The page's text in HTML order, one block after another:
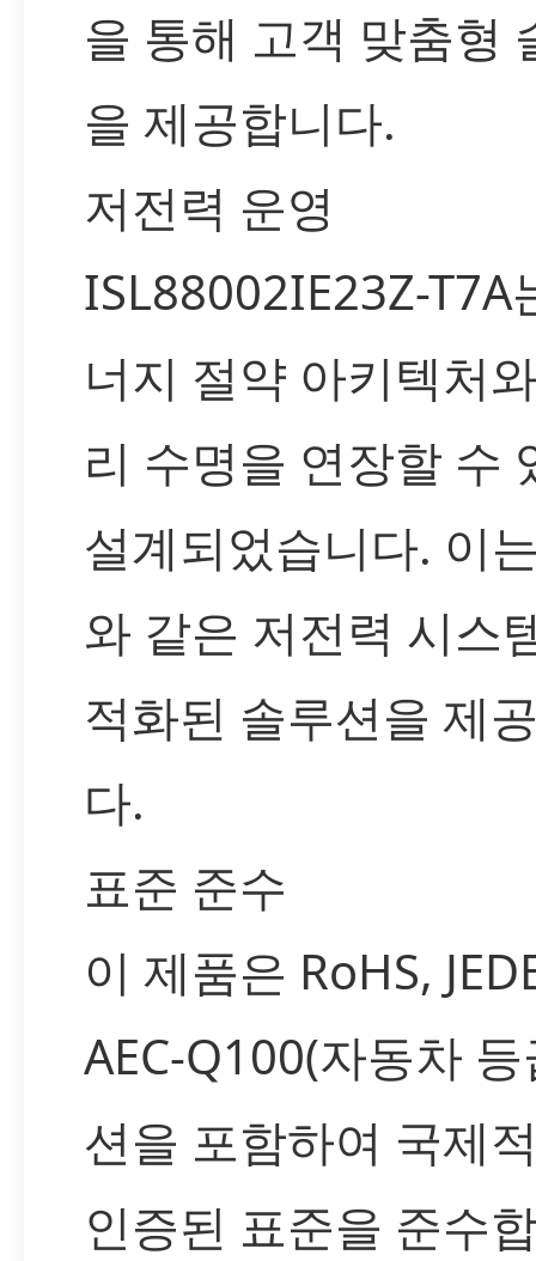
을 통해 고객 맞춤형
을 제공합니다.
저전력 운영
ISL88002IE23Z-T7A
너지 절약 아키텍처
리 수명을 연장할 수
설계되었습니다. 이
와 같은 저전력 시스
적화된 솔루션을 제
다.
표준 준수
이 제품은 RoHS,
AEC-Q100(자동차
션을 포함하여 국제
인증된 표준을 준수